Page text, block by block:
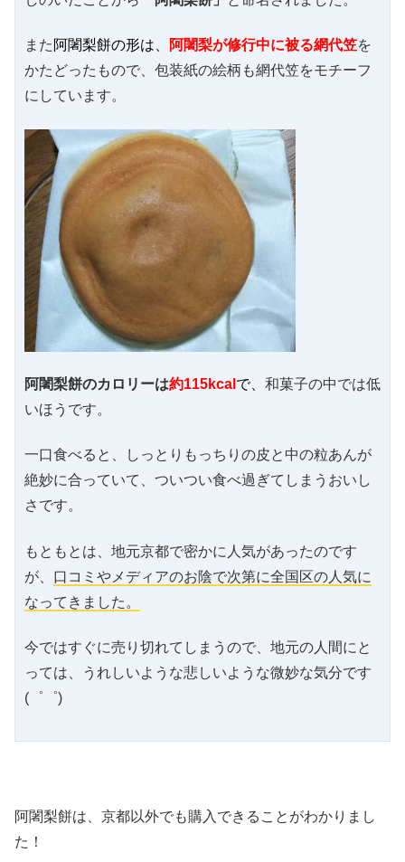
また 阿闍梨餅の形は、 阿闍梨が修行中に被る網代笠を
かたどったもので、包装紙の絵柄も網代笠をモチーフ
にしています。
阿闍梨餅のカロリーは約115kcal で、 和菓子の中では低
いほうです。
一口食べると、しっとりもっちりの皮と中の粒あんが
絶妙に合っていて、ついつい食べ過ぎてしまうおいし
さです。
もともとは、地元京都で密かに人気があったのです
が、 口コミやメディアのお陰で次第に全国区の人気に
なってきました。
今ではすぐに売り切れてしまうので、地元の人間にと
っては、うれしいような悲しいような微妙な気分です
(゜゜)
阿闍梨餅は、京都以外でも購入できることがわかりまし
た！